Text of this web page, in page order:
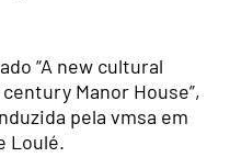
“A new cultural
Manor House”,
pela vmsa em
Loulé.